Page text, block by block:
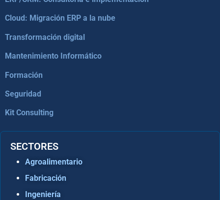
Cloud: Migración ERP a la nube
Transformación digital
Mantenimiento Informático
Formación
Seguridad
Kit Consulting
SECTORES
Agroalimentario
Fabricación
Ingeniería